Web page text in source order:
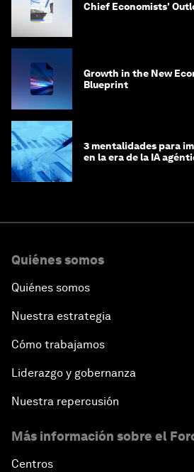
Chief Economists'
Growth in the New
Blueprint
3 mentalidades para
en la era de la IA
Quiénes somos
Quiénes somos
Nuestra estrategia
Cómo trabajamos
Liderazgo y gobernanza
Nuestra repercusión
Más información sobre el
Centros